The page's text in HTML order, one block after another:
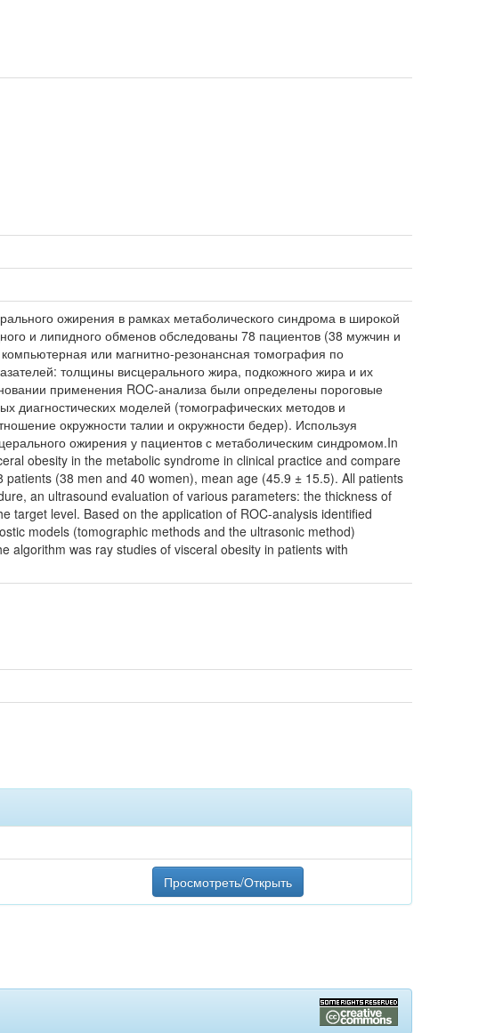
ожирения в рамках метаболического синдрома в широкой
и липидного обменов обследованы 78 пациентов (38 мужчин и
или магнитно-резонансная томография по
толщины висцерального жира, подкожного жира и их
применения ROC-анализа были определены пороговые
диагностических моделей (томографических методов и
окружности талии и окружности бедер). Используя
ожирения у пациентов с метаболическим синдромом.In
obesity in the metabolic syndrome in clinical practice and compare
(38 men and 40 women), mean age (45.9 ± 15.5). All patients
an ultrasound evaluation of various parameters: the thickness of
target level. Based on the application of ROC-analysis identified
models (tomographic methods and the ultrasonic method)
algorithm was ray studies of visceral obesity in patients with
Просмотреть/Открыть